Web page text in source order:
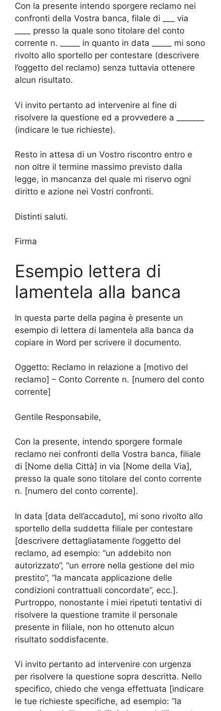
Con la presente intendo sporgere reclamo nei
confronti della Vostra banca, filale di ___ via
____ presso la quale sono titolare del conto
corrente n. _____ in quanto in data _____ mi sono
rivolto allo sportello per contestare (descrivere
l’oggetto del reclamo) senza tuttavia ottenere
alcun risultato.
Vi invito pertanto ad intervenire al fine di
risolvere la questione ed a provvedere a ­­­­­_______
(indicare le tue richieste).
Resto in attesa di un Vostro riscontro entro e
non oltre il termine massimo previsto dalla
legge, in mancanza del quale mi riservo ogni
diritto e azione nei Vostri confronti.
Distinti saluti.
Firma
Esempio lettera di
lamentela alla banca
In questa parte della pagina è presente un
esempio di lettera di lamentela alla banca da
copiare in Word per scrivere il documento.
Oggetto: Reclamo in relazione a [motivo del
reclamo] – Conto Corrente n. [numero del conto
corrente]
Gentile Responsabile,
Con la presente, intendo sporgere formale
reclamo nei confronti della Vostra banca, filiale
di [Nome della Città] in via [Nome della Via],
presso la quale sono titolare del conto corrente
n. [numero del conto corrente].
In data [data dell’accaduto], mi sono rivolto allo
sportello della suddetta filiale per contestare
[descrivere dettagliatamente l’oggetto del
reclamo, ad esempio: “un addebito non
autorizzato”, “un errore nella gestione del mio
prestito”, “la mancata applicazione delle
condizioni contrattuali concordate”, ecc.].
Purtroppo, nonostante i miei ripetuti tentativi di
risolvere la questione tramite il personale
presente in filiale, non ho ottenuto alcun
risultato soddisfacente.
Vi invito pertanto ad intervenire con urgenza
per risolvere la questione sopra descritta. Nello
specifico, chiedo che venga effettuata [indicare
le tue richieste specifiche, ad esempio: “la